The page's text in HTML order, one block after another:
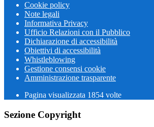
Cookie policy
Note legali
Informativa Privacy
Ufficio Relazioni con il Pubblico
Dichiarazione di accessibilità
Obiettivi di accessibilità
Whistleblowing
Gestione consensi cookie
Amministrazione trasparente
Pagina visualizzata 1854 volte
Sezione Copyright